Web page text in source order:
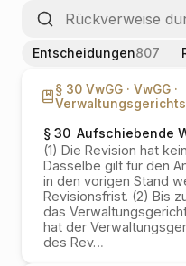
Entscheidungen807
§ 30 VwGG · VwGG ·
§ 30 Aufschiebende
(1) Die Revision hat
Dasselbe gilt für den
in den vorigen Stand
Revisionsfrist. (2) Bis
das
hat der
des Rev…